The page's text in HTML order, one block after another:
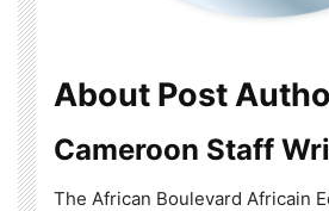
About Post
Cameroon Staff
The African Boulevard Africain